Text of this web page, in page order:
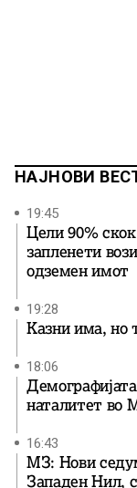
НАЈНОВИ
19:45
Цели 90%
запленети
одземен имот
19:28
Казни има, но
18:06
наталитет во
16:43
МЗ: Нови
Западен Нил,